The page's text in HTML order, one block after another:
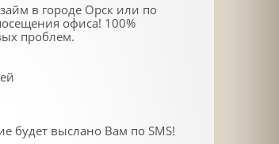
в городе Орск или по
офиса! 100%
проблем.
будет выслано Вам по SMS!